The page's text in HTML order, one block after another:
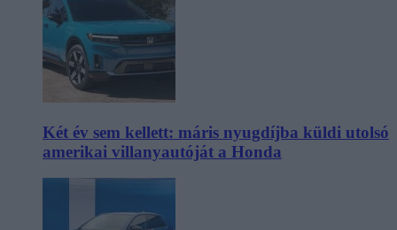
Két év sem kellett: máris nyugdíjba küldi utolsó
amerikai villanyautóját a Honda